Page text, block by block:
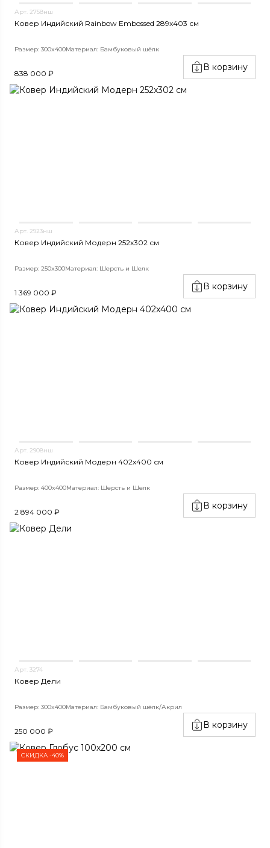
Арт. 2758нш
Ковер Индийский Rainbow Embossed 289x403 см
Размер: 300x400Материал: Бамбуковый шёлк
838 000 ₽
В корзину
Арт. 2923нш
Ковер Индийский Модерн 252x302 см
Размер: 250x300Материал: Шерсть и Шелк
1 369 000 ₽
В корзину
Арт. 2908нш
Ковер Индийский Модерн 402x400 см
Размер: 400x400Материал: Шерсть и Шелк
2 894 000 ₽
В корзину
Арт. 3274
Ковер Дели
Размер: 300x400Материал: Бамбуковый шёлк/Акрил
250 000 ₽
В корзину
СКИДКА -40%